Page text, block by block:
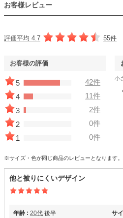
お客様レビュー
評価平均 4.7 55件
お客様の評価
5
42件
4
11件
3
2件
2
0件
1
0件
小
※サイズ・色が同じ商品のレビューとなります。
他と被りにくいデザイン
年齢 : 20代 後半
サ